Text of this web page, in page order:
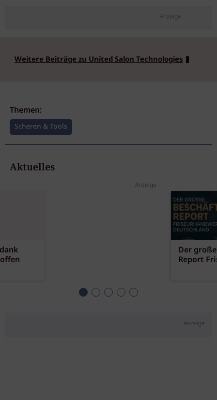
Anzeige
Weitere Beiträge zu United Salon Technologies
Themen:
Scheren & Tools
Aktuelles
Anzeige
Der
Report
Anzeige